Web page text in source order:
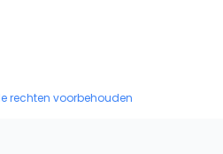
rechten voorbehouden